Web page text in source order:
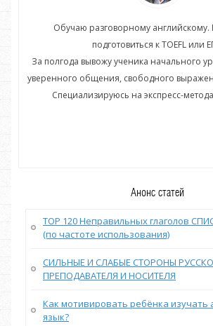
Обучаю разговорному английскому.
подготовиться к TOEFL или
За полгода вывожу ученика начального
уверенного общения, свободного
Специализируюсь на экспресс-
Анонс статей
TOP 120 Неправильных глаголов
(по частоте использования)
СИЛЬНЫЕ И СЛАБЫЕ СТОРОНЫ
ПРЕПОДАВАТЕЛЯ И НОСИТЕЛЯ
Как мотивировать ребёнка изучать
язык?